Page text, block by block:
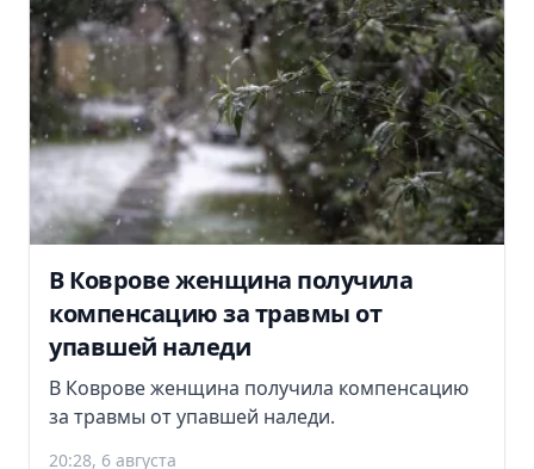
В Коврове женщина получила
компенсацию за травмы от
упавшей наледи
В Коврове женщина получила компенсацию
за травмы от упавшей наледи.
20:28, 6 августа